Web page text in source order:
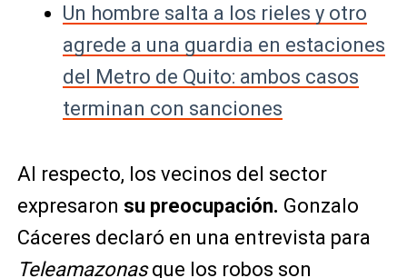
Un hombre salta a los rieles y otro
agrede a una guardia en estaciones
del Metro de Quito: ambos casos
terminan con sanciones
Al respecto, los vecinos del sector
expresaron su preocupación. Gonzalo
Cáceres declaró en una entrevista para
Teleamazonasque los robos son